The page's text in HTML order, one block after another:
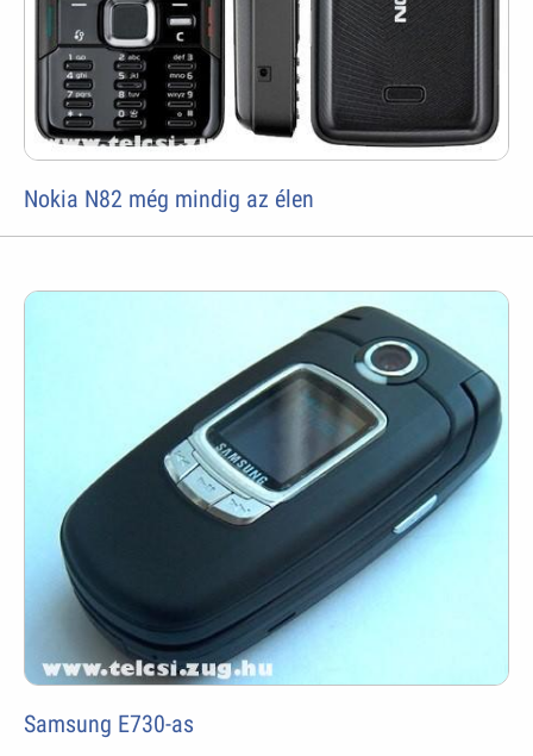
Nokia N82 még mindig az élen
Samsung E730-as